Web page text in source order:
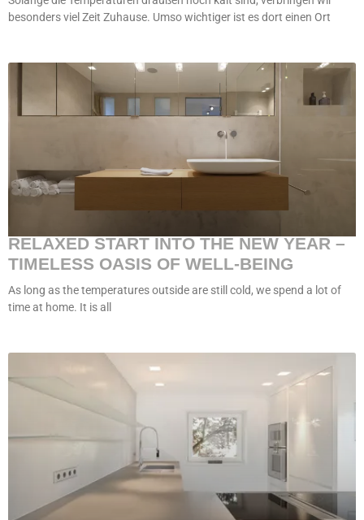
besonders viel Zeit Zuhause. Umso wichtiger ist es dort einen Ort
RELAXED START INTO THE NEW YEAR –
TIMELESS OASIS OF WELL-BEING
As long as the temperatures outside are still cold, we spend a lot of
time at home. It is all